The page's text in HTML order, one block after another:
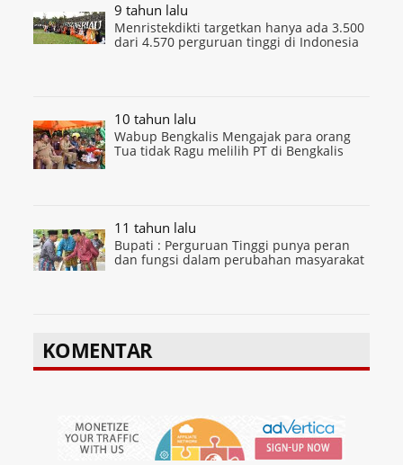
9 tahun lalu
Menristekdikti targetkan hanya ada 3.500
dari 4.570 perguruan tinggi di Indonesia
10 tahun lalu
Wabup Bengkalis Mengajak para orang
Tua tidak Ragu melilih PT di Bengkalis
11 tahun lalu
Bupati : Perguruan Tinggi punya peran
dan fungsi dalam perubahan masyarakat
KOMENTAR